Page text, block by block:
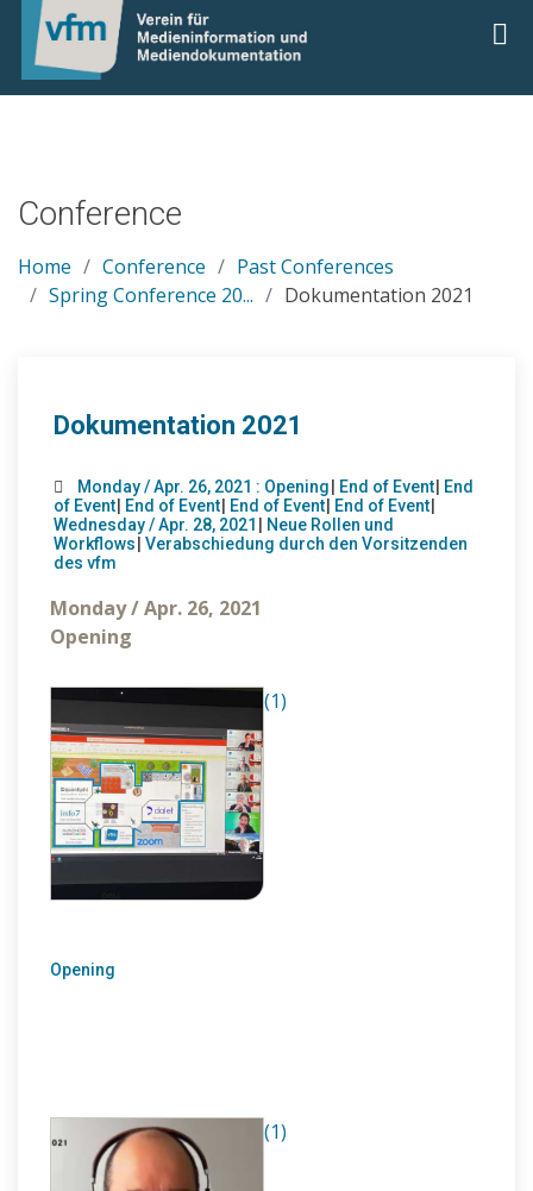
Conference
Home Conference
Past Conferences
Spring Conference 20...
Dokumentation 2021
Dokumentation 2021
Monday / Apr. 26, 2021 : Opening End of Event
End
of Event
End of Event End of Event End of Event
Wednesday / Apr. 28, 2021
Neue Rollen und
Workflows Verabschiedung durch den Vorsitzenden
des vfm
Monday / Apr. 26, 2021
Opening
(1)
Opening
(1)